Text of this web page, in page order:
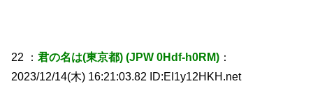
22 ：君の名は(東京都) (JPW 0Hdf-h0RM) ：
2023/12/14(木) 16:21:03.82 ID:EI1y12HKH.net